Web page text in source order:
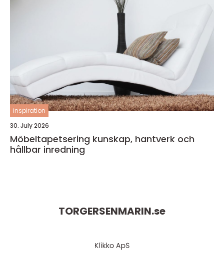
inspiration
30. July 2026
Möbeltapetsering kunskap, hantverk och
hållbar inredning
TORGERSENMARIN.se